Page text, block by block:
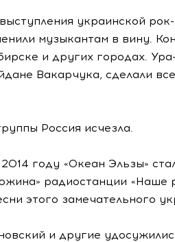
украинской
музыкантам в вину.
и других городах.
Вакарчука, сделали
Россия исчезла.
году «Океан Эльзы»
радиостанции «Наше
этого замечательного
и другие